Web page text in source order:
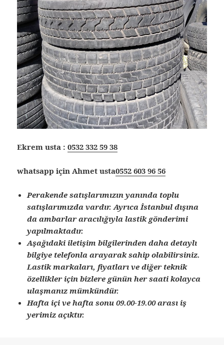
Ekrem usta :0532 332 59 38
whatsapp için Ahmet usta0552 603 96 56
Perakende satışlarımızın yanında toplu
satışlarımızda vardır. Ayrıca İstanbul dışına
da ambarlar aracılığıyla lastik gönderimi
yapılmaktadır.
Aşağıdaki iletişim bilgilerinden daha detaylı
bilgiye telefonla arayarak sahip olabilirsiniz.
Lastik markaları, fiyatları ve diğer teknik
özellikler için bizlere günün her saati kolayca
ulaşmanız mümkündür.
Hafta içi ve hafta sonu 09.00-19.00 arası iş
yerimiz açıktır.